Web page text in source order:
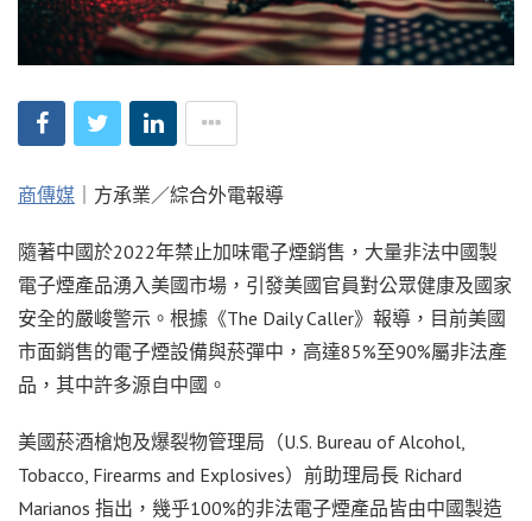
商傳媒 ｜方承業／綜合外電報導
隨著中國於2022年禁止加味電子煙銷售，大量非法中國製
電子煙產品湧入美國市場，引發美國官員對公眾健康及國家
安全的嚴峻警示。根據《The Daily Caller》報導，目前美國
市面銷售的電子煙設備與菸彈中，高達85%至90%屬非法產
品，其中許多源自中國。
美國菸酒槍炮及爆裂物管理局（U.S. Bureau of Alcohol,
Tobacco, Firearms and Explosives）前助理局長 Richard
Marianos 指出，幾乎100%的非法電子煙產品皆由中國製造